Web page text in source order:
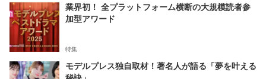
業界初！ 全プラットフォーム横断の大規模読者参
加型アワード
特集
モデルプレス独自取材！著名人が語る「夢を叶える